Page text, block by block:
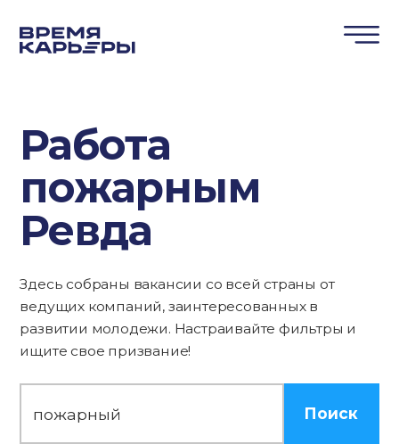
Работа
пожарным
Ревда
Здесь собраны вакансии со всей страны от
ведущих компаний, заинтересованных в
развитии молодежи. Настраивайте фильтры и
ищите свое призвание!
Поиск